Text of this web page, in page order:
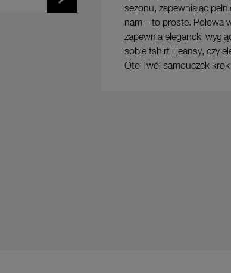
sezonu, zapewniając
nam – to proste. Połowa
zapewnia elegancki
sobie tshirt i jeansy, czy
Oto Twój samouczek